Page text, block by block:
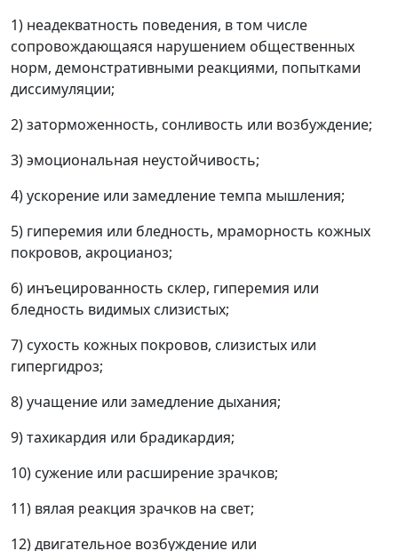
1) неадекватность поведения, в том числе
сопровождающаяся нарушением общественных
норм, демонстративными реакциями, попытками
диссимуляции;
2) заторможенность, сонливость или возбуждение;
3) эмоциональная неустойчивость;
4) ускорение или замедление темпа мышления;
5) гиперемия или бледность, мраморность кожных
покровов, акроцианоз;
6) инъецированность склер, гиперемия или
бледность видимых слизистых;
7) сухость кожных покровов, слизистых или
гипергидроз;
8) учащение или замедление дыхания;
9) тахикардия или брадикардия;
10) сужение или расширение зрачков;
11) вялая реакция зрачков на свет;
12) двигательное возбуждение или